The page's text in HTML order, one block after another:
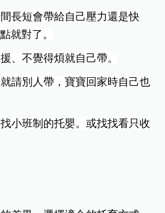
長短會帶給自己壓力還是快
就對了。
、不覺得煩就自己帶。
請別人帶，寶寶回家時自己也
小班制的托嬰。或找找看只收